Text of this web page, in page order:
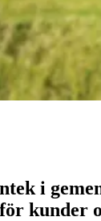
i
kunder